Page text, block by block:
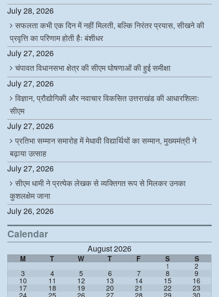
July 28, 2026
सफलता कभी एक दिन में नहीं मिलती, बल्कि निरंतर प्रयास, सीखने की
प्रवृत्ति का परिणाम होती हैः बंशीधर
July 27, 2026
चंपावत विधानसभा क्षेत्र की सीएम घोषणाओं की हुई समीक्षा
July 27, 2026
विज्ञान, प्रौद्योगिकी और नवाचार विकसित उत्तराखंड की आधारशिलाः
सीएम
July 27, 2026
प्रतिभा सम्मान समारोह में मेधावी विद्यार्थियों का सम्मान, मुख्यमंत्री ने
बढ़ाया उत्साह
July 27, 2026
सीएम धामी ने प्रत्येक लेखक से व्यक्तिगत रूप से मिलकर उनका
कुशलक्षेम जाना
July 26, 2026
Calendar
August 2026
M T W T F S S
1 2
3 4 5 6 7 8 9
10 11 12 13 14 15 16
17 18 19 20 21 22 23